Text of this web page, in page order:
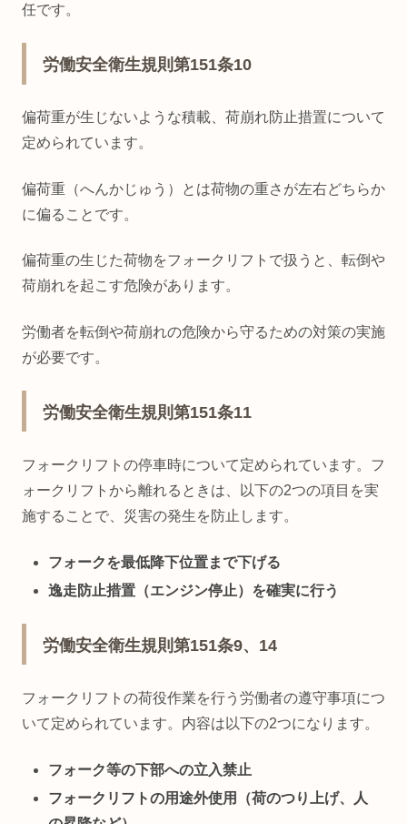
任です。
労働安全衛生規則第151条10
偏荷重が生じないような積載、荷崩れ防止措置について
定められています。
偏荷重（へんかじゅう）とは荷物の重さが左右どちらか
に偏ることです。
偏荷重の生じた荷物をフォークリフトで扱うと、転倒や
荷崩れを起こす危険があります。
労働者を転倒や荷崩れの危険から守るための対策の実施
が必要です。
労働安全衛生規則第151条11
フォークリフトの停車時について定められています。フ
ォークリフトから離れるときは、以下の2つの項目を実
施することで、災害の発生を防止します。
フォークを最低降下位置まで下げる
逸走防止措置（エンジン停止）を確実に行う
労働安全衛生規則第151条9、14
フォークリフトの荷役作業を行う労働者の遵守事項につ
いて定められています。内容は以下の2つになります。
フォーク等の下部への立入禁止
フォークリフトの用途外使用（荷のつり上げ、人